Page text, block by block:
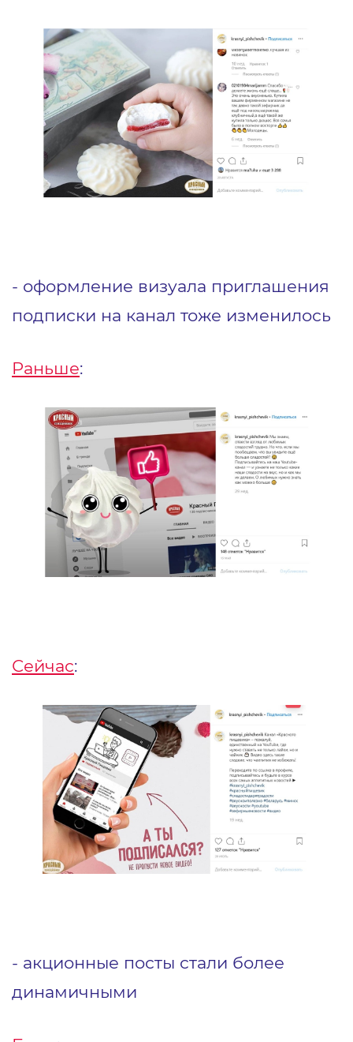
- оформление визуала приглашения
подписки на канал тоже изменилось
Раньше:
Сейчас:
- акционные посты стали более
динамичными